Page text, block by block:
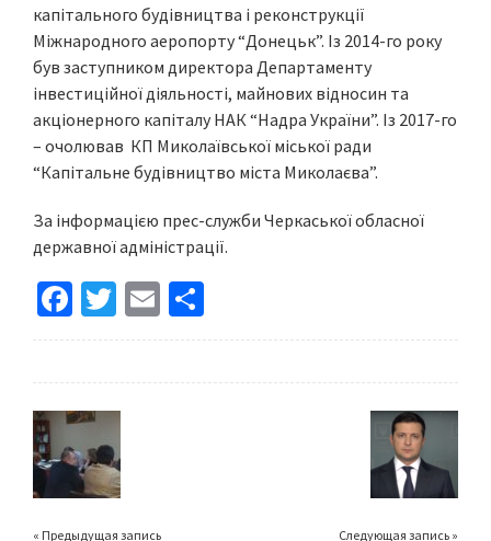
капітального будівництва і реконструкції
Міжнародного аеропорту “Донецьк”. Із 2014-го року
був заступником директора Департаменту
інвестиційної діяльності, майнових відносин та
акціонерного капіталу НАК “Надра України”. Із 2017-го
– очолював КП Миколаївської міської ради
“Капітальне будівництво міста Миколаєва”.
За інформацією прес-служби Черкаської обласної
державної адміністрації.
Fa
ce
o
o
k
T
wi
er
E
m h
« Предыдущая запись Следующая запись »